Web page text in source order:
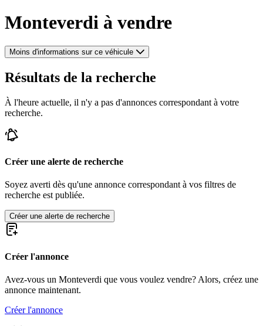
Monteverdi à vendre
Moins d'informations sur ce véhicule
Résultats de la recherche
À l'heure actuelle, il n'y a pas d'annonces correspondant à votre
recherche.
Créer une alerte de recherche
Soyez averti dès qu'une annonce correspondant à vos filtres de
recherche est publiée.
Créer une alerte de recherche
Créer l'annonce
Avez-vous un Monteverdi que vous voulez vendre? Alors, créez une
annonce maintenant.
Créer l'annonce